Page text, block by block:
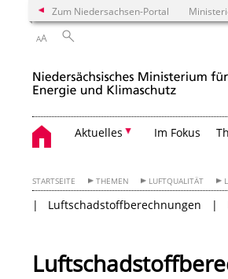
Zum Niedersachsen-Portal
AA
Aktuelles Im Fokus
STARTSEITE THEMEN LUFTQUALITÄT
Luftschadstoffberechnungen